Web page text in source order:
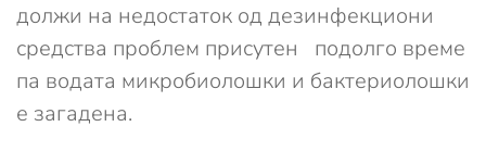
должи на недостаток од дезинфекциони
средства проблем присутен подолго време
па водата микробиолошки и бактериолошки
е загадена.